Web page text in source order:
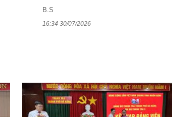
B.S
16:34 30/07/2026